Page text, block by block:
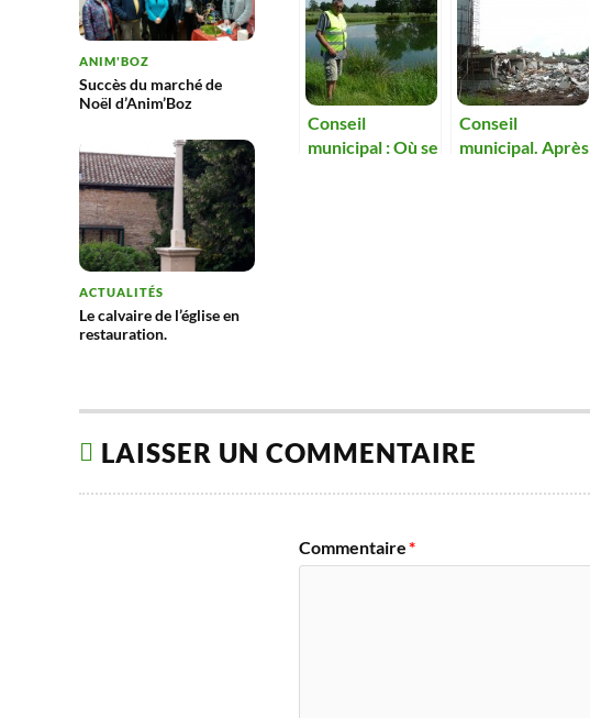
ANIM'BOZ
Succès du marché de
Noël d’Anim’Boz
ACTUALITÉS
Le calvaire de l’église en
restauration.
Conseil
municipal : Où se
Conseil
municipal. Après
LAISSER UN COMMENTAIRE
Commentaire*